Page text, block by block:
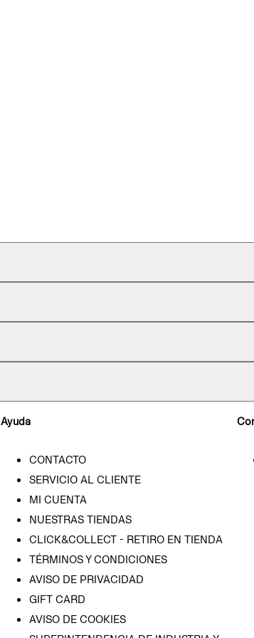
Ayuda
CONTACTO
SERVICIO AL CLIENTE
MI CUENTA
NUESTRAS TIENDAS
CLICK&COLLECT - RETIRO EN TIENDA
TÉRMINOS Y CONDICIONES
AVISO DE PRIVACIDAD
GIFT CARD
AVISO DE COOKIES